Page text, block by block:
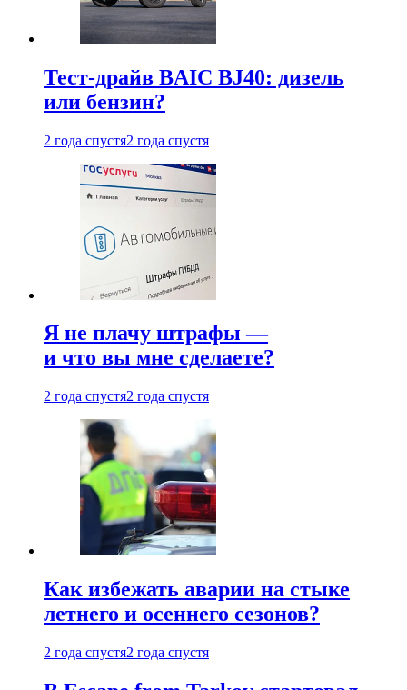
Тест-драйв BAIC BJ40: дизель
или бензин?
2 года спустя2 года спустя
Я не плачу штрафы —
и что вы мне сделаете?
2 года спустя2 года спустя
Как избежать аварии на стыке
летнего и осеннего сезонов?
2 года спустя2 года спустя